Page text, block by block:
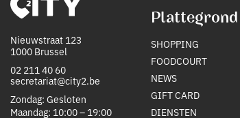
Nieuwstraat 123
1000 Brussel
02 211 40 60
secretariat@city2.be
Zondag: Gesloten
Maandag: 10:00 – 19:00
Plattegrond
SHOPPING
FOODCOURT
NEWS
GIFT CARD
DIENSTEN